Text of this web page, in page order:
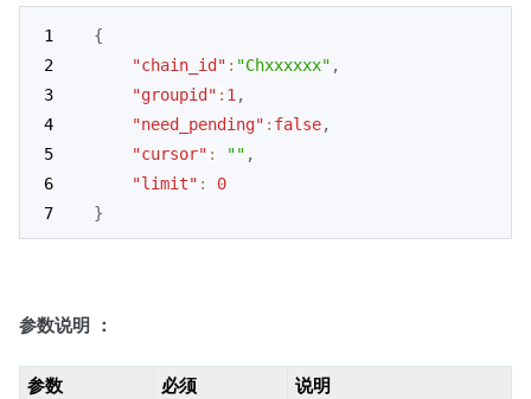
{
"chain_id" : "Chxxxxxx" ,
"groupid" : 1 ,
"need_pending" : false,
"cursor" : "" ,
"limit" :
0
}
参数说明 ：
参数 必须 说明